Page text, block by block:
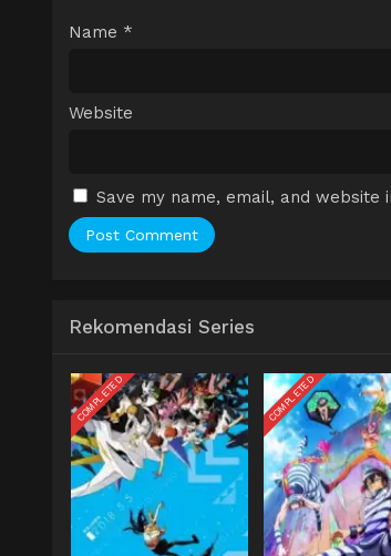
Name *
Website
Save my name, email, and
Rekomendasi Series
COMPLETED COMPLETED